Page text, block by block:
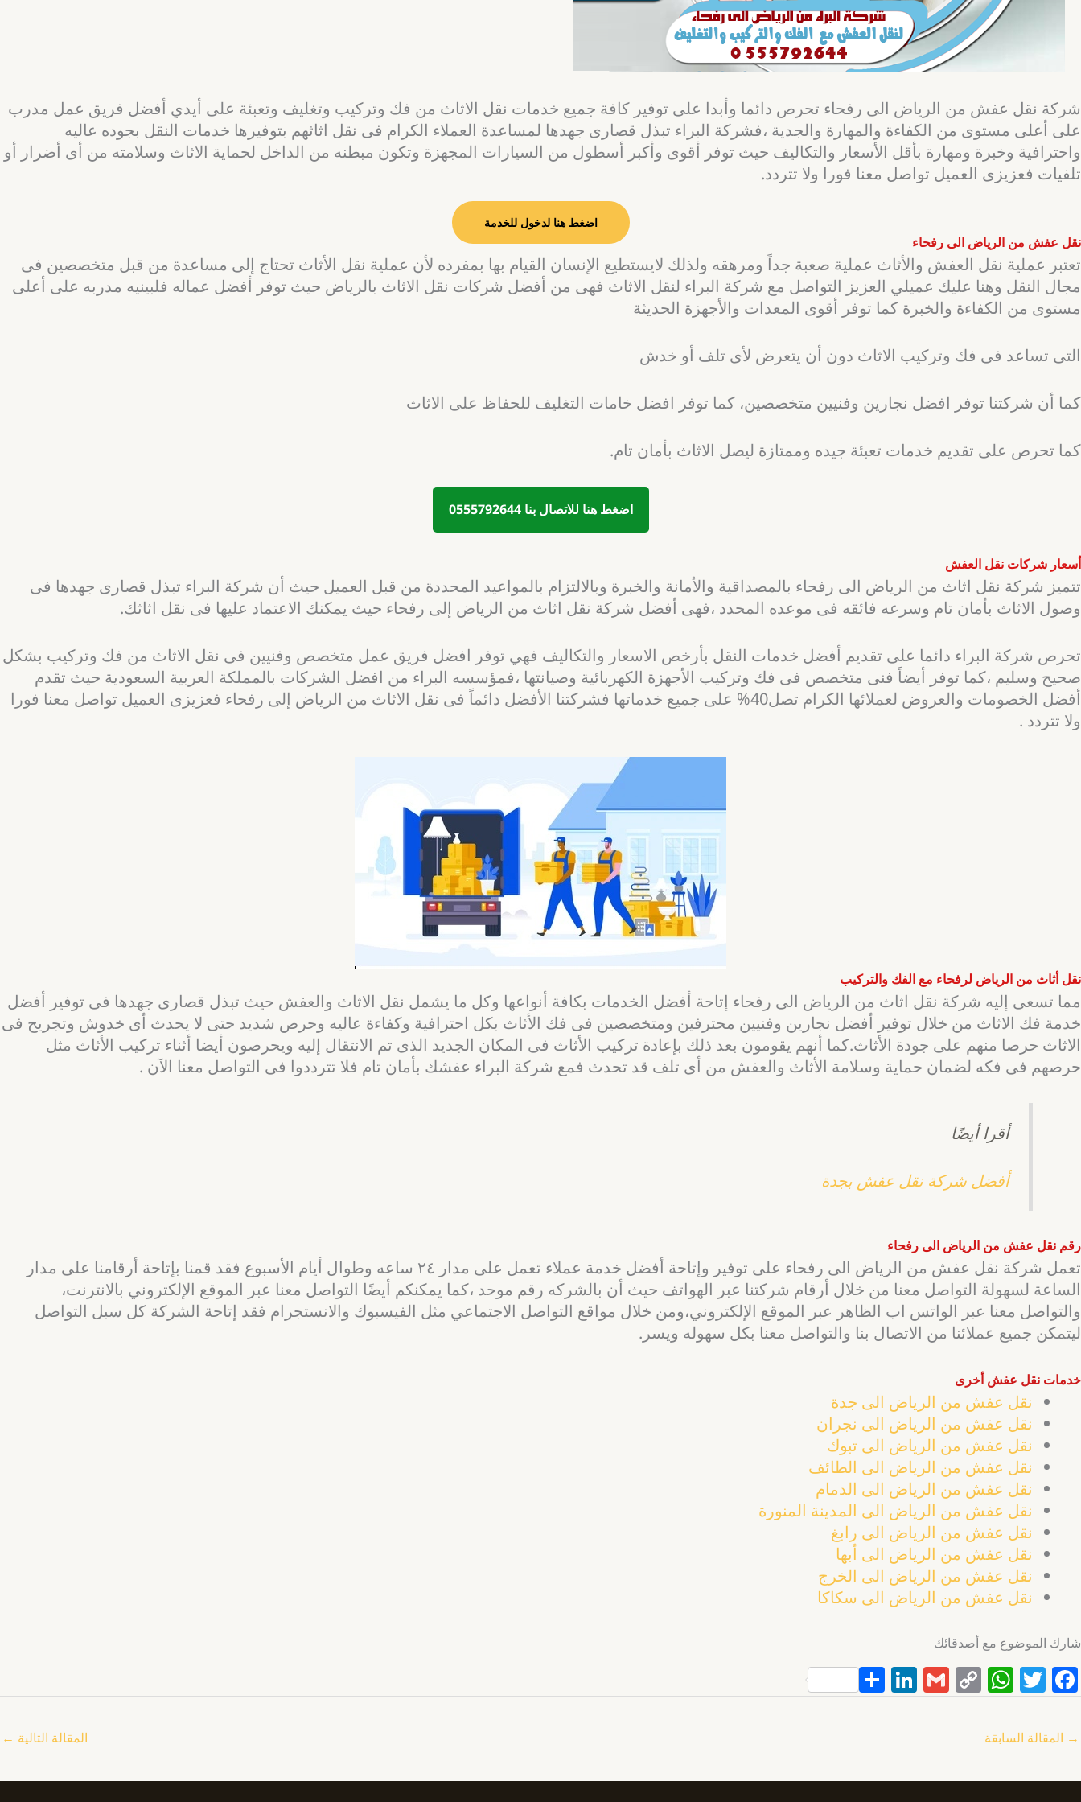
شركة نقل عفش من الرياض الى رفحاء تحرص دائما وأبدا على توفير كافة جميع خدمات نقل الاثاث من فك وتركيب وتغليف وتعبئة على أيدي أفضل فريق عمل مدرب
على أعلى مستوى من الكفاءة والمهارة والجدية ،فشركة البراء تبذل قصارى جهدها لمساعدة العملاء الكرام فى نقل اثاثهم بتوفيرها خدمات النقل بجوده عاليه
واحترافية وخبرة ومهارة بأقل الأسعار والتكاليف حيث توفر أقوى وأكبر أسطول من السيارات المجهزة وتكون مبطنه من الداخل لحماية الاثاث وسلامته من أى أضرار أو
تلفيات فعزيزى العميل تواصل معنا فورا ولا تتردد.
اضغط هنا لدخول للخدمة
نقل عفش من الرياض الى رفحاء
تعتبر عملية نقل العفش والأثاث عملية صعبة جداً ومرهقه ولذلك لايستطيع الإنسان القيام بها بمفرده لأن عملية نقل الأثاث تحتاج إلى مساعدة من قبل متخصصين فى
مجال النقل وهنا عليك عميلي العزيز التواصل مع شركة البراء لنقل الاثاث فهى من أفضل شركات نقل الاثاث بالرياض حيث توفر أفضل عماله فلبينيه مدربه على أعلى
مستوى من الكفاءة والخبرة كما توفر أقوى المعدات والأجهزة الحديثة
التى تساعد فى فك وتركيب الاثاث دون أن يتعرض لأى تلف أو خدش
كما أن شركتنا توفر افضل نجارين وفنيين متخصصين، كما توفر افضل خامات التغليف للحفاظ على الاثاث
كما تحرص على تقديم خدمات تعبئة جيده وممتازة ليصل الاثاث بأمان تام.
اضغط هنا للاتصال بنا 0555792644
أسعار شركات نقل العفش
تتميز شركة نقل اثاث من الرياض الى رفحاء بالمصداقية والأمانة والخبرة وبالالتزام بالمواعيد المحددة من قبل العميل حيث أن شركة البراء تبذل قصارى جهدها فى
وصول الاثاث بأمان تام وسرعه فائقه فى موعده المحدد ،فهى أفضل شركة نقل اثاث من الرياض إلى رفحاء حيث يمكنك الاعتماد عليها فى نقل اثاثك.
تحرص شركة البراء دائما على تقديم أفضل خدمات النقل بأرخص الاسعار والتكاليف فهي توفر افضل فريق عمل متخصص وفنيين فى نقل الاثاث من فك وتركيب بشكل
صحيح وسليم ،كما توفر أيضاً فنى متخصص فى فك وتركيب الأجهزة الكهربائية وصيانتها ،فمؤسسه البراء من افضل الشركات بالمملكة العربية السعودية حيث تقدم
أفضل الخصومات والعروض لعملائها الكرام تصل40% على جميع خدماتها فشركتنا الأفضل دائماً فى نقل الاثاث من الرياض إلى رفحاء فعزيزى العميل تواصل معنا فورا
ولا تتردد .
نقل أثاث من الرياض لرفحاء مع الفك والتركيب
مما تسعى إليه شركة نقل اثاث من الرياض الى رفحاء إتاحة أفضل الخدمات بكافة أنواعها وكل ما يشمل نقل الاثاث والعفش حيث تبذل قصارى جهدها فى توفير أفضل
خدمة فك الاثاث من خلال توفير أفضل نجارين وفنيين محترفين ومتخصصين فى فك الأثاث بكل احترافية وكفاءة عاليه وحرص شديد حتى لا يحدث أى خدوش وتجريح فى
الاثاث حرصا منهم على جودة الأثاث.كما أنهم يقومون بعد ذلك بإعادة تركيب الأثاث فى المكان الجديد الذى تم الانتقال إليه ويحرصون أيضا أثناء تركيب الأثاث مثل
حرصهم فى فكه لضمان حماية وسلامة الأثاث والعفش من أى تلف قد تحدث فمع شركة البراء عفشك بأمان تام فلا تترددوا فى التواصل معنا الآن .
أقرا أيضًا
أفضل شركة نقل عفش بجدة
رقم نقل عفش من الرياض الى رفحاء
تعمل شركة نقل عفش من الرياض الى رفحاء على توفير وإتاحة أفضل خدمة عملاء تعمل على مدار ٢٤ ساعه وطوال أيام الأسبوع فقد قمنا بإتاحة أرقامنا على مدار
الساعة لسهولة التواصل معنا من خلال أرقام شركتنا عبر الهواتف حيث أن بالشركه رقم موحد ،كما يمكنكم أيضًا التواصل معنا عبر الموقع الإلكتروني بالانترنت،
والتواصل معنا عبر الواتس اب الظاهر عبر الموقع الإلكتروني،ومن خلال مواقع التواصل الاجتماعي مثل الفيسبوك والانستجرام فقد إتاحة الشركة كل سبل التواصل
ليتمكن جميع عملائنا من الاتصال بنا والتواصل معنا بكل سهوله ويسر.
خدمات نقل عفش أخرى
نقل عفش من الرياض الى جدة
نقل عفش من الرياض الى نجران
نقل عفش من الرياض الى تبوك
نقل عفش من الرياض الى الطائف
نقل عفش من الرياض الى الدمام
نقل عفش من الرياض الى المدينة المنورة
نقل عفش من الرياض الى رابغ
نقل عفش من الرياض الى أبها
نقل عفش من الرياض الى الخرج
نقل عفش من الرياض الى سكاكا
شارك الموضوع مع أصدقائك
F
a
c
b
T
w
itt
W
h
at
A
C
o
Li
G
m
Li
n
dI
S
h
→ المقالة السابقة المقالة التالية ←